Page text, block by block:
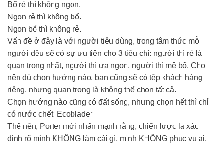
Bổ rẻ thì không ngon.
Ngon rẻ thì không bổ.
Ngon bổ thì không rẻ.
Vấn đề ở đây là với người tiêu dùng, trong tâm thức mỗi
người đều sẽ có sự ưu tiên cho 3 tiêu chí: người thì rẻ là
quan trọng nhất, người thì ưa ngon, người thì mê bổ. Cho
nên dù chọn hướng nào, bạn cũng sẽ có tệp khách hàng
riêng, nhưng quan trọng là không thể chọn tất cả.
Chọn hướng nào cũng có đất sống, nhưng chọn hết thì chỉ
có nước chết. Ecoblader
Thế nên, Porter mới nhấn mạnh rằng, chiến lược là xác
định rõ mình KHÔNG làm cái gì, mình KHÔNG phục vụ ai.